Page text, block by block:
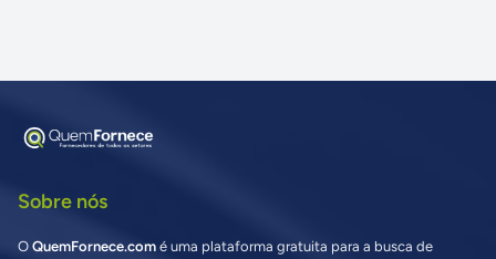
Sobre nós
O QuemFornece.com é uma plataforma gratuita para a busca de